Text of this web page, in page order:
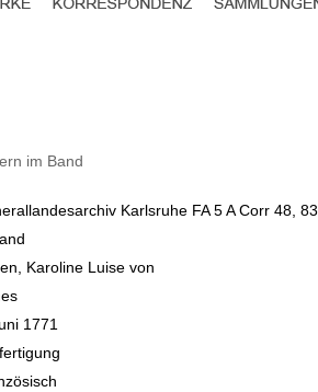
im Band
Karlsruhe FA 5 A Corr 48, 83
Karoline Luise von
1771